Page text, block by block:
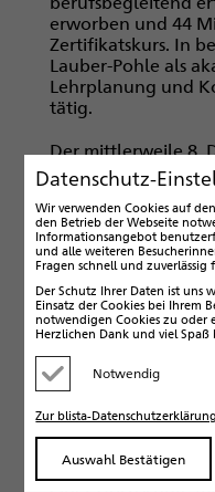
erworben und 44
Zertifikatskurs. In
Lauber-Pohle als
Lehrplanung und
tätig.
Der mittlerweile 8.
Masters beginnt im
Er richtet sich vor
Lehrbefähigung im
hinaus an
der Blinden- und
sind oder werden
Die
oderden Abschluss
„Master of
oderein
Datenschutz-
Wir verwenden Cookies auf
den Betrieb der Webseite
Informationsangebot
und alle weiteren
Fragen schnell und zuverlässig
Der Schutz Ihrer Daten ist uns
Einsatz der Cookies bei Ihrem
notwendigen Cookies zu oder
Herzlichen Dank und viel Spaß
Notwendig
Zur blista-Datenschutzerklärung
Auswahl Bestätigen